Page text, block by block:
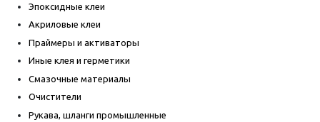
Эпоксидные клеи
Акриловые клеи
Праймеры и активаторы
Иные клея и герметики
Смазочные материалы
Очистители
Рукава, шланги промышленные